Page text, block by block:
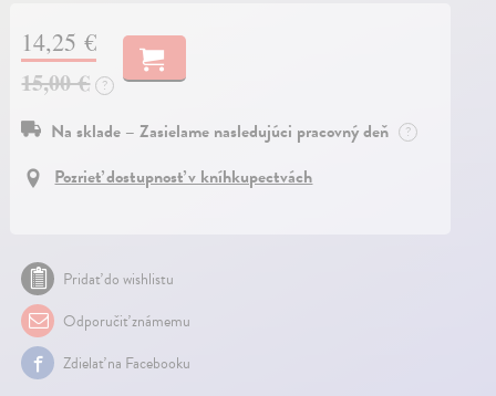
14,25 €
15,00 €
?
Na sklade – Zasielame nasledujúci pracovný deň ?
Pozrieť dostupnosť v kníhkupectvách
Pridať do wishlistu
Odporučiť známemu
Zdielať na Facebooku